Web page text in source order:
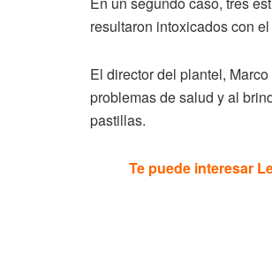
resultaron intoxicados con
El director del plantel,
problemas de salud y al
pastillas.
Te puede interesar